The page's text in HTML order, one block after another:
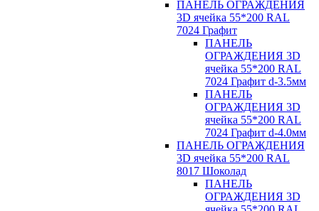
ПАНЕЛЬ ОГРАЖДЕНИЯ
3D ячейка 55*200 RAL
7024 Графит
ПАНЕЛЬ
ОГРАЖДЕНИЯ 3D
ячейка 55*200 RAL
7024 Графит d-3.5мм
ПАНЕЛЬ
ОГРАЖДЕНИЯ 3D
ячейка 55*200 RAL
7024 Графит d-4.0мм
ПАНЕЛЬ ОГРАЖДЕНИЯ
3D ячейка 55*200 RAL
8017 Шоколад
ПАНЕЛЬ
ОГРАЖДЕНИЯ 3D